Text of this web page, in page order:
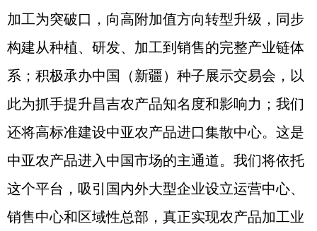
加工为突破口，向高附加值方向转型升级，同步
构建从种植、研发、加工到销售的完整产业链体
系；积极承办中国（新疆）种子展示交易会，以
此为抓手提升昌吉农产品知名度和影响力；我们
还将高标准建设中亚农产品进口集散中心。这是
中亚农产品进入中国市场的主通道。我们将依托
这个平台，吸引国内外大型企业设立运营中心、
销售中心和区域性总部，真正实现农产品加工业